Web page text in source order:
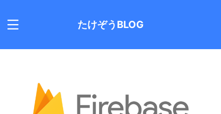
たけぞうBLOG